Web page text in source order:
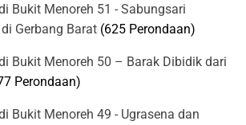
Bukit Menoreh 51 - Sabungsari
Gerbang Barat (625 Perondaan)
Bukit Menoreh 50 – Barak Dibidik dari
Perondaan)
Bukit Menoreh 49 - Ugrasena dan